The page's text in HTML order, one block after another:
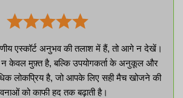
एस्कॉर्ट अनुभव की तलाश में हैं, तो आगे न देखें।
न केवल मुफ़्त है, बल्कि उपयोगकर्ता के अनुकूल और
लोकप्रिय है, जो आपके लिए सही मैच खोजने की
को काफी हद तक बढ़ाती है।